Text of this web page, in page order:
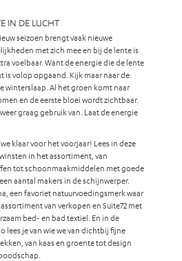
IN DE LUCHT
seizoen brengt vaak nieuwe
met zich mee en bij de lente is
voelbaar. Want de energie die de lente
is volop opgaand. Kijk maar naar de
winterslaap. Al het groen komt naar
en de eerste bloei wordt zichtbaar.
graag gebruik van. Laat de energie
klaar voor het voorjaar! Lees in deze
in het assortiment, van
tot schoonmaakmiddelen met goede
aantal makers in de schijnwerper.
een favoriet natuurvoedingsmerk waar
van verkopen en Suite72 met
bed- en bad textiel. En in de
lees je van wie we van dichtbij fijne
van kaas en groente tot design